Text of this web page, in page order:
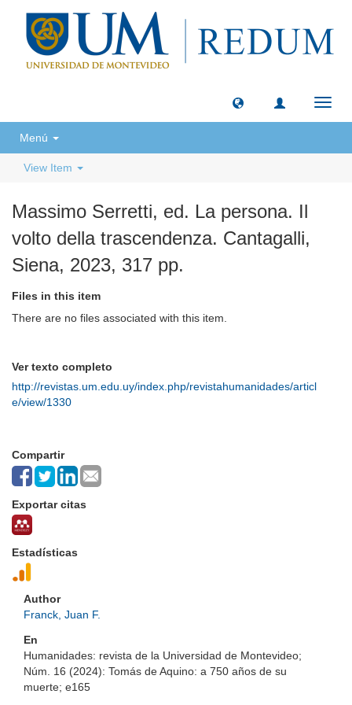
Menú
View Item
Massimo Serretti, ed. La persona. Il
volto della trascendenza. Cantagalli,
Siena, 2023, 317 pp.
Files in this item
There are no files associated with this item.
Ver texto completo
http://revistas.um.edu.uy/index.php/revistahumanidades/articl
e/view/1330
Compartir
Exportar citas
Estadísticas
Author
Franck, Juan F.
En
Humanidades: revista de la Universidad de Montevideo;
Núm. 16 (2024): Tomás de Aquino: a 750 años de su
muerte; e165